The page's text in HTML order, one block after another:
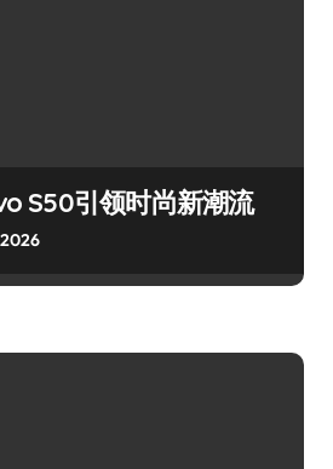
S50引领时尚新潮流